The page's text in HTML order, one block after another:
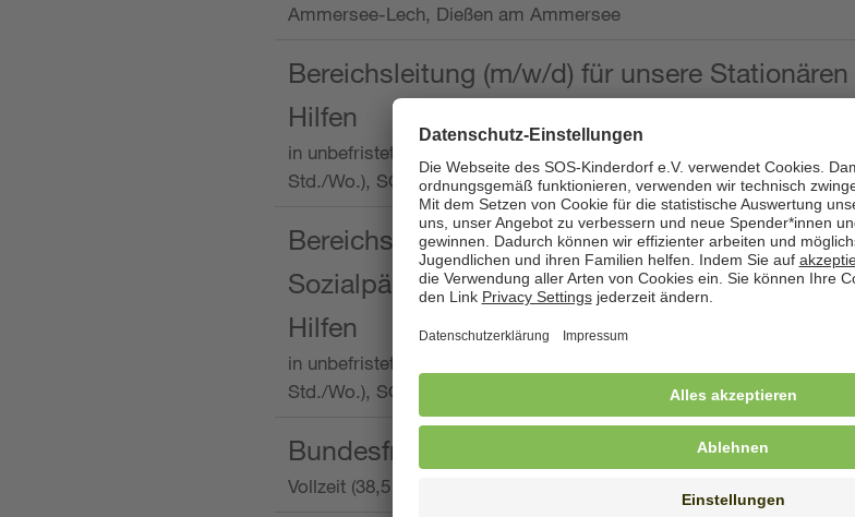
Ammersee-Lech, Dießen am Ammersee
Bereichsleitung (m/w/d) für unsere Stationären
Hilfen
in unbefristeter Anstellung, Vollzeit oder Teilzeit (mind. 30 - max. 38,5
Std./Wo.), SOS-Kinderdorf Worpswede,
Bereichsleitung mit der Qualifikation als
Sozialpädagogin (m/w/d) und die Ambulanten
Hilfen
in unbefristeter Anstellung, Vollzeit oder Teilzeit (min. 34 bis max. 38,5
Std./Wo.), SOS-Kinderdorf Oberpfalz, Immenreuth
Bundesfreiwilligendienst
Vollzeit (38,5 Stunden pro Woche), SOS-Kinderdorf Düsseldorf